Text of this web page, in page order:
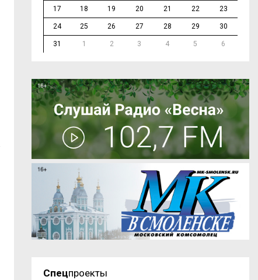
17 18 19 20 21 22 23
24 25 26 27 28 29 30
31 1 2 3 4 5 6
Спецпроекты